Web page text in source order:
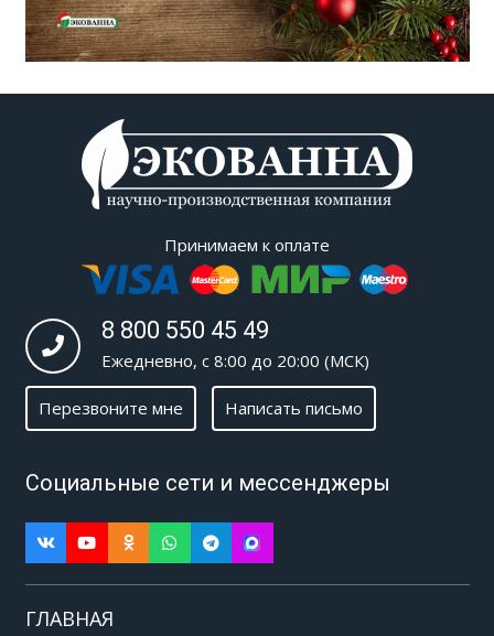
Принимаем к оплате
8 800 550 45 49
Ежедневно, с 8:00 до 20:00 (МСК)
Перезвоните мне Написать письмо
Социальные сети и мессенджеры
ГЛАВНАЯ